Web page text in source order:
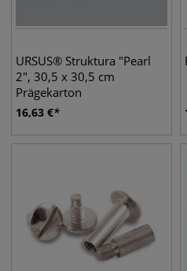
URSUS® Struktura "Pearl
2", 30,5 x 30,5 cm
Prägekarton
16,63 €